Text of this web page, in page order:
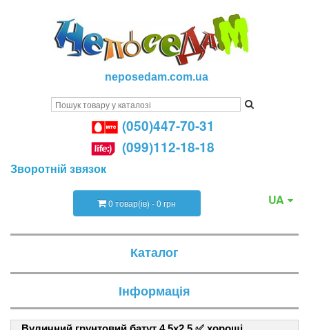
neposedam.com.ua
(050)447-70-31
(099)112-18-18
Зворотній звязок
UA
0 товар(ів) - 0 грн
Каталог
Інформація